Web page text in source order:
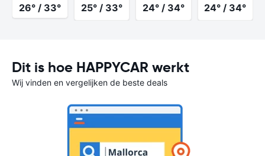
26° / 33° 25° / 33° 24° / 34° 24° / 34°
Dit is hoe HAPPYCAR werkt
Wij vinden en vergelijken de beste deals